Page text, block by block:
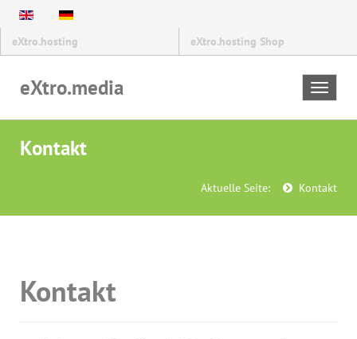
eXtro.hosting eXtro.hosting Shop
Toggle
eXtro.media
Kontakt
Aktuelle Seite: Kontakt
Kontakt